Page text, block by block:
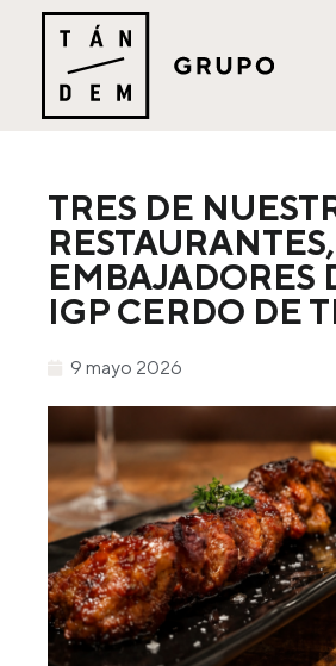
TRES DE
RESTAURANTES,
EMBAJADORES
IGP CERDO DE
9 mayo 2026